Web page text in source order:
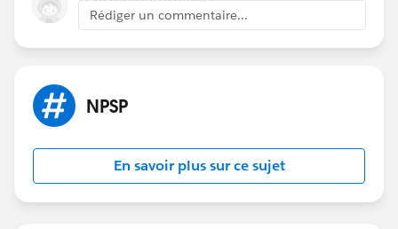
Rédiger un commentaire...
NPSP
En savoir plus sur ce sujet